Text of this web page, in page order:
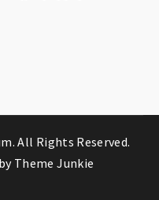
. All Rights Reserved.
Theme Junkie